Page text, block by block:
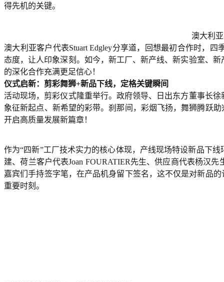
得先机的关键。
澳大利
澳大利亚客户代表Stuart Edgley分享道，回想最初合作时，
态度，让人印象深刻。如今，新工厂、新产线、新实验室、
的深化合作充满更足信心！
仪式启新：剪彩舞狮+新品下线，定格关键瞬间
活动现场，剪彩仪式隆重举行。政府领导、日出东方董事长
象征新起点、新希望的彩带。刹那间，彩烟飞扬，舞狮腾跃
开启高质量发展新篇章！
作为“四新”工厂技术实力的核心体现，产线现场特设新品下
建、荷兰客户代表Joan FOURATIER先生、供应商代表杨汉
嘉宾们手持签字笔，在产品机身留下签名，这不仅是对新品
重要时刻。